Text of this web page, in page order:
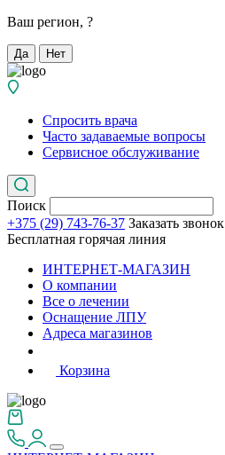
Ваш регион, ?
Да Нет
Спросить врача
Часто задаваемые вопросы
Сервисное обслуживание
Поиск
+375 (29) 743-76-37 Заказать звонок
Бесплатная горячая линия
ИНТЕРНЕТ-МАГАЗИН
О компании
Все о лечении
Оснащение ЛПУ
Адреса магазинов
Корзина